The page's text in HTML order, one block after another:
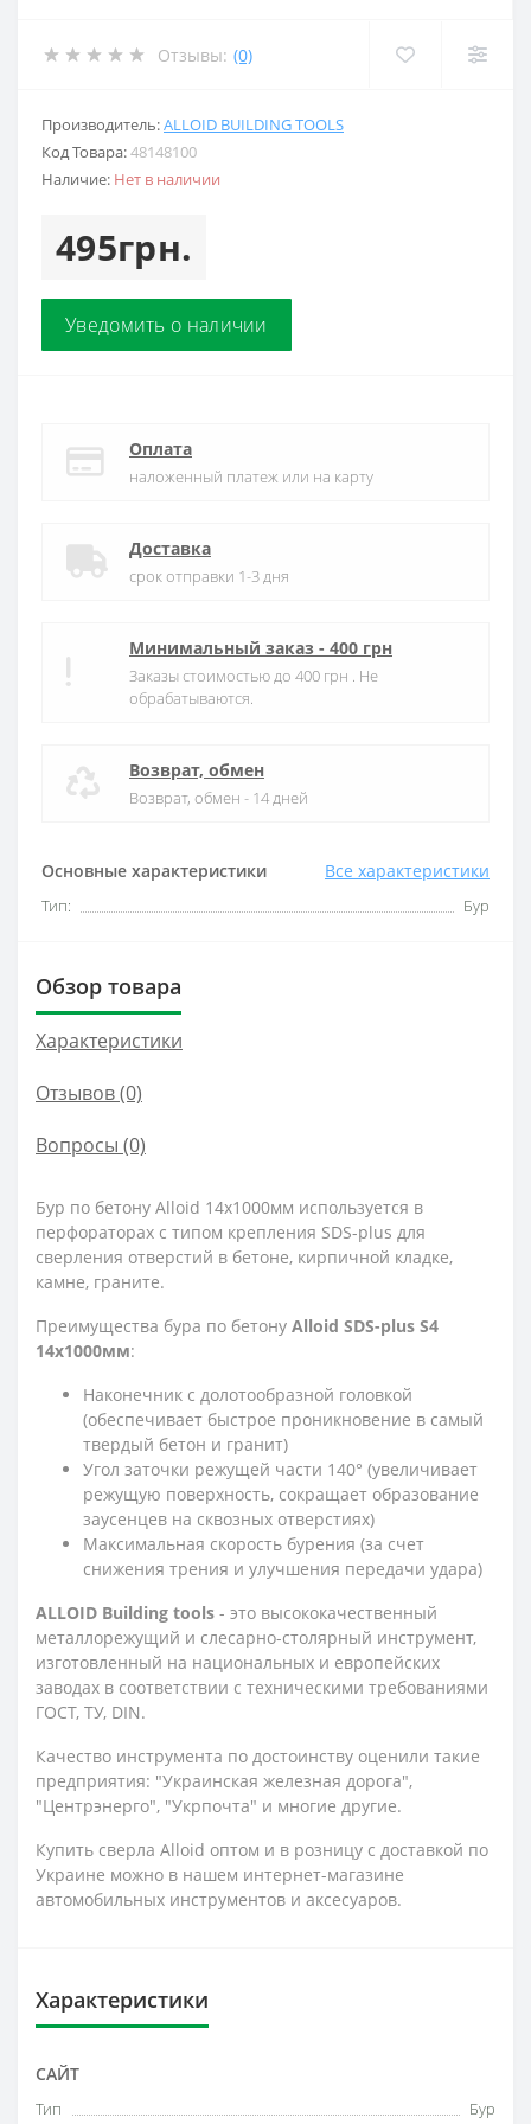
Отзывы: (0)
Производитель:ALLOID BUILDING TOOLS
Код Товара:48148100
Наличие: Нет в наличии
495грн.
Уведомить о наличии
Основные характеристики Все характеристики
Тип: Бур
Оплата
наложенный платеж или на карту
Доставка
срок отправки 1-3 дня
Минимальный заказ - 400 грн
Заказы стоимостью до 400 грн . Не
обрабатываются.
Возврат, обмен
Возврат, обмен - 14 дней
Обзор товара
Характеристики
Отзывов (0)
Вопросы (0)
Бур по бетону Alloid 14x1000мм используется в
перфораторах с типом крепления SDS-plus для
сверления отверстий в бетоне, кирпичной кладке,
камне, граните.
Преимущества бура по бетону Alloid SDS-plus S4
14x1000мм:
Наконечник с долотообразной головкой
(обеспечивает быстрое проникновение в самый
твердый бетон и гранит)
Угол заточки режущей части 140° (увеличивает
режущую поверхность, сокращает образование
заусенцев на сквозных отверстиях)
Максимальная скорость бурения (за счет
снижения трения и улучшения передачи удара)
ALLOID Building tools - это высококачественный
металлорежущий и слесарно-столярный инструмент,
изготовленный на национальных и европейских
заводах в соответствии с техническими требованиями
ГОСТ, ТУ, DIN.
Качество инструмента по достоинству оценили такие
предприятия: "Украинская железная дорога",
"Центрэнерго", "Укрпочта" и многие другие.
Купить сверла Alloid оптом и в розницу с доставкой по
Украине можно в нашем интернет-магазине
автомобильных инструментов и аксесуаров.
Характеристики
САЙТ
Тип Бур